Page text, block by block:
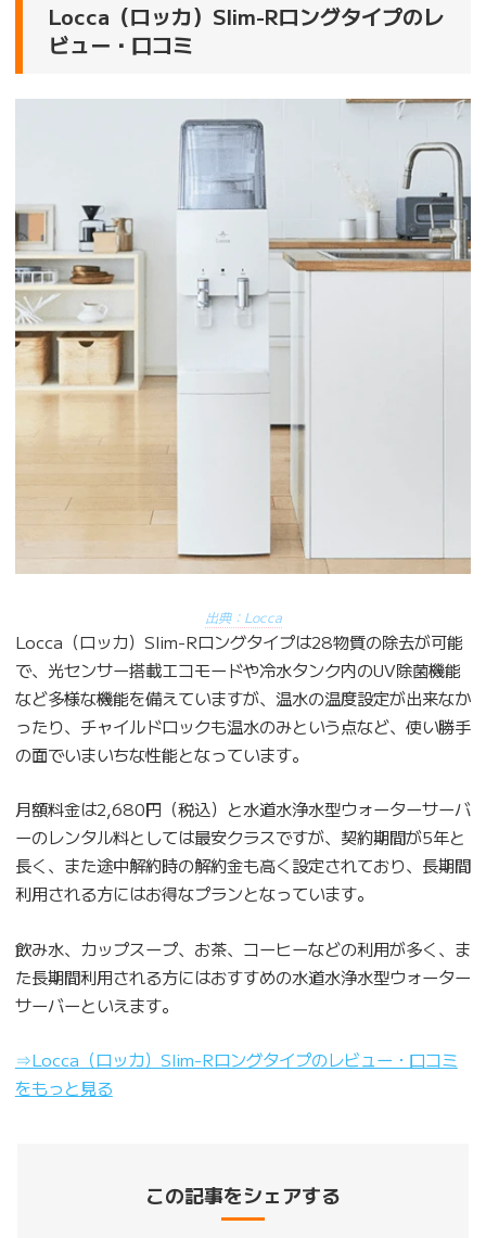
Locca（ロッカ）Slim-Rロングタイプのレ
ビュー・口コミ
出典：Locca
Locca（ロッカ）Slim-Rロングタイプは28物質の除去が可能
で、光センサー搭載エコモードや冷水タンク内のUV除菌機能
など多様な機能を備えていますが、温水の温度設定が出来なか
ったり、チャイルドロックも温水のみという点など、使い勝手
の面でいまいちな性能となっています。
月額料金は2,680円（税込）と水道水浄水型ウォーターサーバ
ーのレンタル料としては最安クラスですが、契約期間が5年と
長く、また途中解約時の解約金も高く設定されており、長期間
利用される方にはお得なプランとなっています。
飲み水、カップスープ、お茶、コーヒーなどの利用が多く、ま
た長期間利用される方にはおすすめの水道水浄水型ウォーター
サーバーといえます。
⇒Locca（ロッカ）Slim-Rロングタイプのレビュー・口コミ
をもっと見る
この記事をシェアする